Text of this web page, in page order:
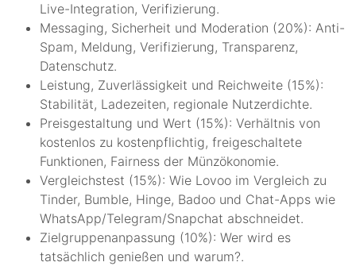
Live-Integration, Verifizierung.
Messaging, Sicherheit und Moderation (20%): Anti-
Spam, Meldung, Verifizierung, Transparenz,
Datenschutz.
Leistung, Zuverlässigkeit und Reichweite (15%):
Stabilität, Ladezeiten, regionale Nutzerdichte.
Preisgestaltung und Wert (15%): Verhältnis von
kostenlos zu kostenpflichtig, freigeschaltete
Funktionen, Fairness der Münzökonomie.
Vergleichstest (15%): Wie Lovoo im Vergleich zu
Tinder, Bumble, Hinge, Badoo und Chat-Apps wie
WhatsApp/Telegram/Snapchat abschneidet.
Zielgruppenanpassung (10%): Wer wird es
tatsächlich genießen und warum?.